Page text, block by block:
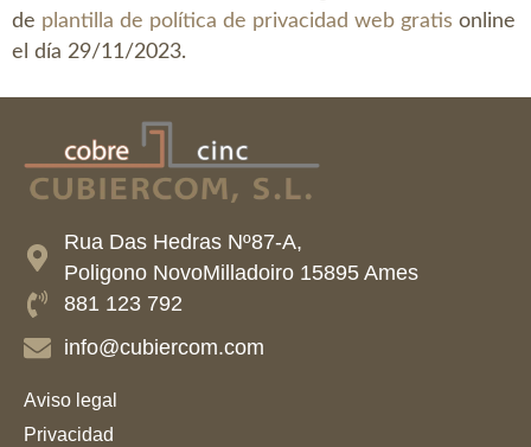
de plantilla de política de privacidad web gratis online
el día 29/11/2023.
Rua Das Hedras Nº87-A,
Poligono NovoMilladoiro 15895 Ames
881 123 792
info@cubiercom.com
Aviso legal
Privacidad